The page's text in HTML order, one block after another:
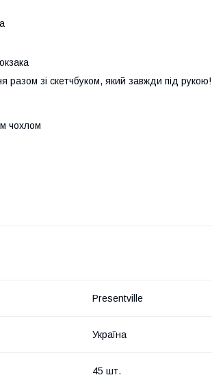
разом зі скетчбуком, який завжди під рукою!
чохлом
Presentville
Україна
45 шт.